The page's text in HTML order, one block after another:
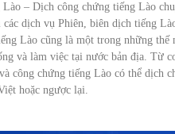
– Dịch công chứng tiếng Lào
dịch vụ Phiên, biên dịch tiếng
Lào cũng là một trong những thế
và làm việc tại nước bản địa. Từ
công chứng tiếng Lào có thể dịch
hoặc ngược lại.